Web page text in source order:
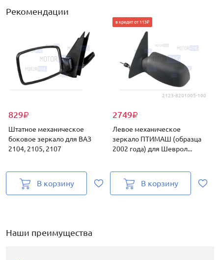
Рекомендации
829₽
Штатное механическое
боковое зеркало для ВАЗ
2104, 2105, 2107
В корзину
2123-8201005-100
2749₽
в кредит от 113₽
Левое механическое
зеркало ПТИМАШ (образца
2002 года) для Шеврол...
В корзину
Наши преимущества